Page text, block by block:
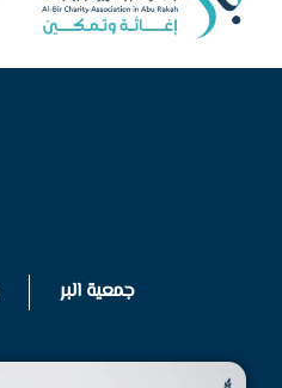
جمعية البر